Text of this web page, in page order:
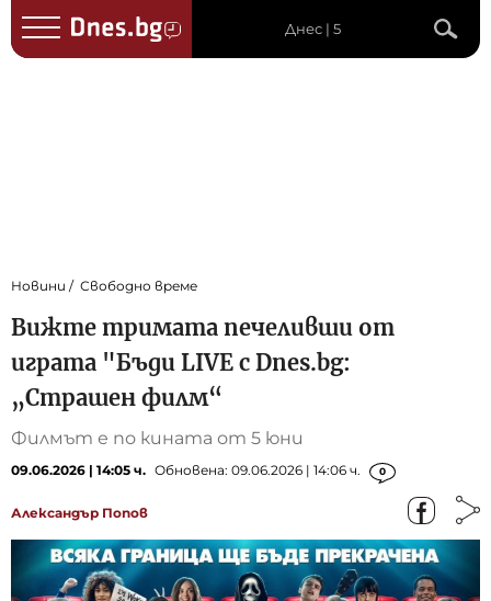
Днес | 5
Новини Свободно време
Вижте тримата печеливши от
играта "Бъди LIVE с Dnes.bg:
„Страшен филм“
Филмът е по кината от 5 юни
09.06.2026 | 14:05 ч. Обновена: 09.06.2026 | 14:06 ч. 0
Александър Попов